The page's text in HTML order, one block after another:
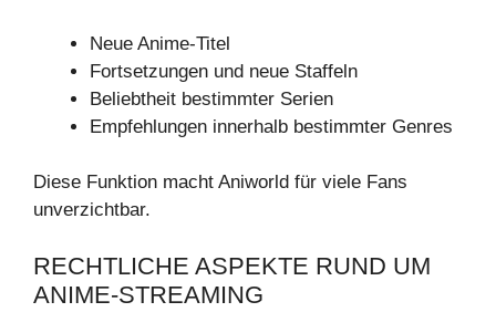
Neue Anime-Titel
Fortsetzungen und neue Staffeln
Beliebtheit bestimmter Serien
Empfehlungen innerhalb bestimmter Genres
Diese Funktion macht Aniworld für viele Fans
unverzichtbar.
RECHTLICHE ASPEKTE RUND UM
ANIME-STREAMING